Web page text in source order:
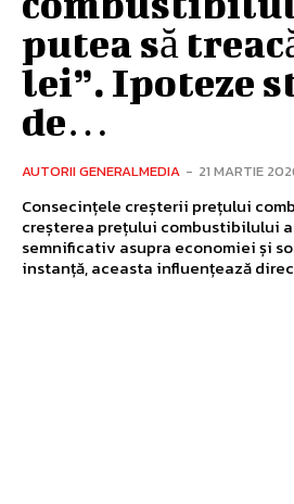
putea să
lei”. Ipoteze
de…
AUTORII GENERALMEDIA - 21 MARTIE
Consecințele creșterii prețului
creșterea prețului combustibilului
semnificativ asupra economiei și
instanță, aceasta influențează